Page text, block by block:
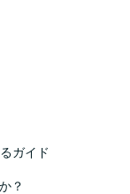
ガイド
？